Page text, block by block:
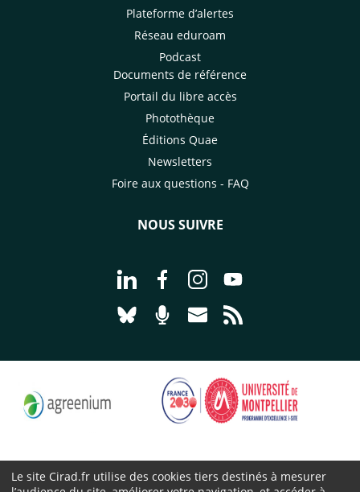
Plateforme d’alertes
Réseau eduroam
Podcast
Documents de référence
Portail du libre accès
Photothèque
Éditions Quae
Newsletters
Foire aux questions - FAQ
NOUS SUIVRE
Aller à la page Nous suivre sur
Aller à la page Nous suivre sur
Aller à la page Nous
Aller à la page
Aller à la page Nous suivre sur
Aller à la page Nourrir le
Aller à la page Nous
Le site Cirad.fr utilise des cookies tiers destinés à mesurer